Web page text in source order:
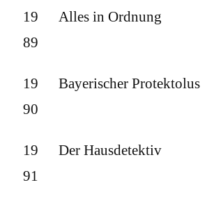
19
89
Alles in Ordnung
19
90
Bayerischer Protektolus
19
91
Der Hausdetektiv